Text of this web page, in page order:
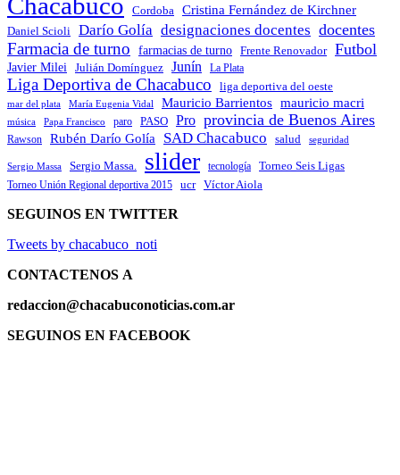
Cordoba Cristina Fernández de Kirchner
Daniel Scioli Darío Golía designaciones docentes docentes
Farmacia de turno farmacias de turno Frente Renovador Futbol
Javier Milei Julián Domínguez Junín La Plata
Liga Deportiva de Chacabuco liga deportiva del oeste
mar del plata María Eugenia Vidal Mauricio Barrientos mauricio macri
música Papa Francisco paro PASO Pro provincia de Buenos Aires
Rawson Rubén Darío Golía SAD Chacabuco salud seguridad
Sergio Massa Sergio Massa. slider tecnología Torneo Seis Ligas
Torneo Unión Regional deportiva 2015 ucr Víctor Aiola
SEGUINOS EN TWITTER
Tweets by chacabuco_noti
CONTACTENOS A
redaccion@chacabuconoticias.com.ar
SEGUINOS EN FACEBOOK